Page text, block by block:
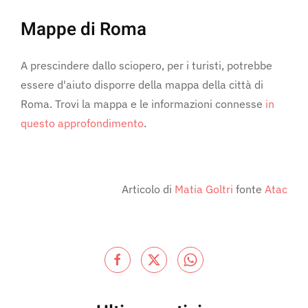
Mappe di Roma
A prescindere dallo sciopero, per i turisti, potrebbe
essere d'aiuto disporre della mappa della città di
Roma. Trovi la mappa e le informazioni connesse in
questo approfondimento.
Articolo di Matia Goltri fonte Atac